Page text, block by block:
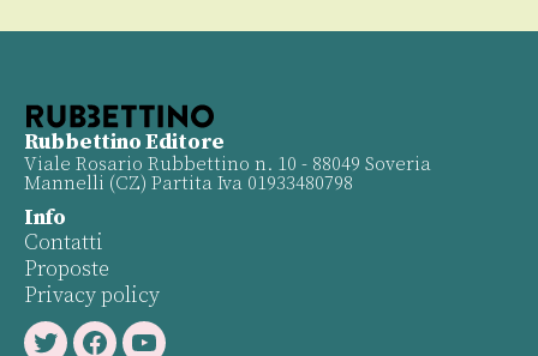
Rubbettino Editore
Viale Rosario Rubbettino n. 10 - 88049 Soveria
Mannelli (CZ) Partita Iva 01933480798
Info
Contatti
Proposte
Privacy policy